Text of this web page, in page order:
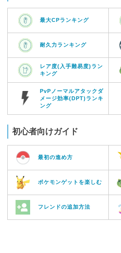
最大CPランキング
耐久力ランキング
レア度(入手難易度)ラン
キング
PvPノーマルアタックダ
メージ効率(DPT)ランキ
ング
初心者向けガイド
最初の進め方
ポケモンゲットを楽しむ
フレンドの追加方法